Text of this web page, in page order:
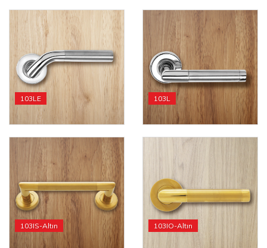
103LE 103L
103IS-Altın 103IO-Altın